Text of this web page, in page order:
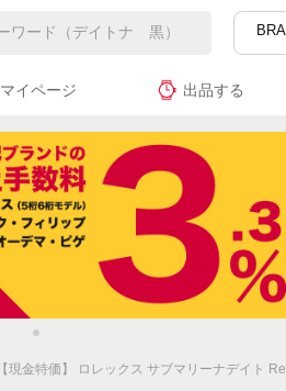
マイページ 出品する
【現金特価】 ロレックス サブマリーナデイト